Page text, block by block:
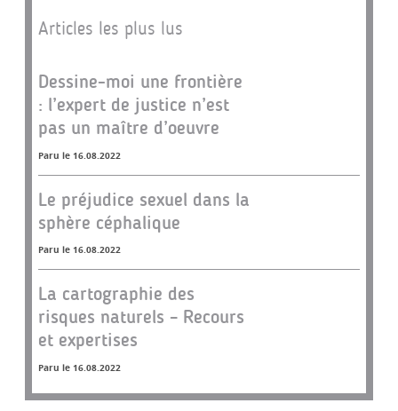
Articles les plus lus
Dessine-moi une frontière
: l’expert de justice n’est
pas un maître d’oeuvre
Paru le 16.08.2022
Le préjudice sexuel dans la
sphère céphalique
Paru le 16.08.2022
La cartographie des
risques naturels – Recours
et expertises
Paru le 16.08.2022